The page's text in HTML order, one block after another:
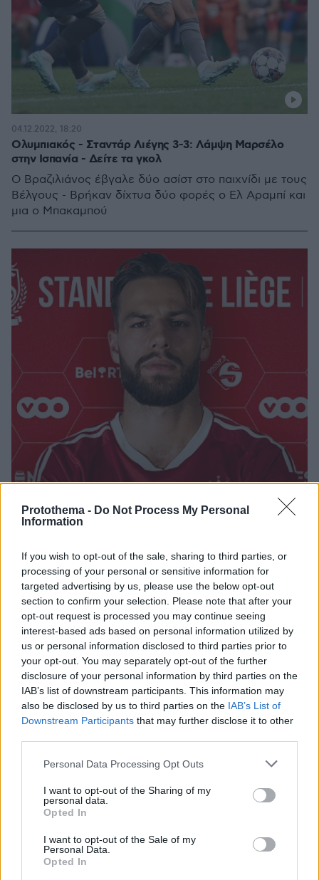
Protothema - Do Not Process My Personal
Information
If you wish to opt-out of the sale, sharing to third parties, or
processing of your personal or sensitive information for
targeted advertising by us, please use the below opt-out
section to confirm your selection. Please note that after your
opt-out request is processed you may continue seeing
interest-based ads based on personal information utilized by
us or personal information disclosed to third parties prior to
your opt-out. You may separately opt-out of the further
disclosure of your personal information by third parties on the
IAB’s list of downstream participants. This information may
also be disclosed by us to third parties on the IAB’s List of
Downstream Participants that may further disclose it to other
Please note that this website/app uses one or more Google
not limited to your visit or usage behaviour. You may click to
grant or deny consent to Google and its third-party tags to
use your data for below specified purposes in below Google
consent section.
Personal Data Processing Opt Outs
I want to opt-out of the Sharing of my
personal data.
Opted In
I want to opt-out of the Sale of my
Personal Data.
Opted In
Ολυμπιακός - Σταντάρ Λιέγης 3-3: Λάμψη Μαρσέλο
στην Ισπανία - Δείτε τα γκολ
Ο Βραζιλιάνος έβγαλε δύο ασίστ στο παιχνίδι με τους
Βέλγους - Βρήκαν δίχτυα δύο φορές ο Ελ Αραμπί και
μια ο Μπακαμπού
04.12.2022, 18:20
Ολυμπιακός: Ανακοινώθηκε από την Σταντάρ Λιέγης ο
Ζίνκερναγκελ
Ο Δανός μεσοεπιθετικός του Ολυμπιακού, δόθηκε
δανεικός στους Βέλγους με οψιόν που θα φτάνει
σύμφωνα με πληροφορίες τα 2 εκατ. ευρώ
07.09.2022, 02:30